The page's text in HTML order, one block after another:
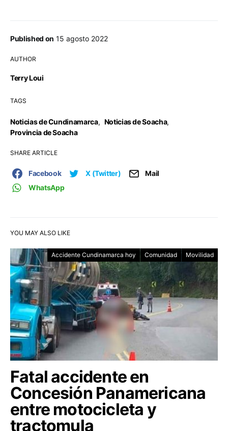
Published on 15 agosto 2022
AUTHOR
Terry Loui
TAGS
Noticias de Cundinamarca, Noticias de Soacha,
Provincia de Soacha
SHARE ARTICLE
Facebook X (Twitter)
Mail
WhatsApp
YOU MAY ALSO LIKE
Accidente Cundinamarca hoy Comunidad Movilidad
Fatal accidente en
Concesión Panamericana
entre motocicleta y
tractomula